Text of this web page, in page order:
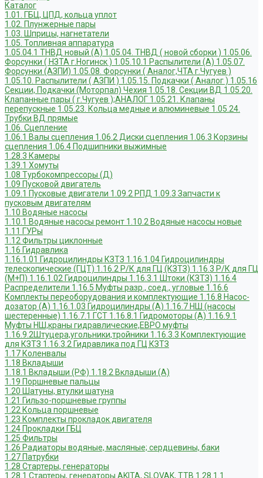
Каталог
1.01. ГБЦ, ЦПД, кольца уплот
1.02. Плунжерные пары
1.03. Шприцы, нагнетатели
1.05. Топливная аппаратура
1.05.04.1 ТНВД новый (А) 1.05.04. ТНВД ( новой сборки ) 1.05.06.
Форсунки ( НЗТА г.Ногинск ) 1.05.10.1 Распылители (А) 1.05.07.
Форсунки (АЗПИ) 1.05.08. Форсунки ( Аналог,ЧТА г.Чугуев )
1.05.10. Распылители ( АЗПИ ) 1.05.15. Подкачки ( Аналог ) 1.05.16
Секции, Подкачки (Моторпал) Чехия 1.05.18. Секции ВД 1.05.20.
Клапанные пары ( г.Чугуев );АНАЛОГ 1.05.21. Клапаны
перепускные 1.05.23. Кольца медные и алюминевые 1.05.24.
Трубки ВД прямые
1.06. Сцепление
1.06.1 Валы сцепления 1.06.2 Диски сцепления 1.06.3 Корзины
сцепления 1.06.4 Подшипники выжимные
1.28.3 Камеры
1.39.1 Хомуты
1.08 Турбокомпрессоры (Д)
1.09 Пусковой двигатель
1.09.1 Пусковые двигатели 1.09.2 РПД 1.09.3 Запчасти к
пусковым двигателям
1.10 Водяные насосы
1.10.1 Водяные насосы ремонт 1.10.2 Водяные насосы новые
1.11 ГУРы
1.12 Фильтры циклонные
1.16 Гидравлика
1.16.1.01 Гидроцилиндры КЗТЗ 1.16.1.04 Гидроцилиндры
телескопические (ГЦТ) 1.16.2 Р/К для ГЦ (КЗТЗ) 1.16.3 Р/К для ГЦ
(М+П) 1.16.1.02 Гидроцилиндры 1.16.3.1 Штоки (КЗТЗ) 1.16.4
Распределители 1.16.5 Муфты разр., соед., угловые 1.16.6
Комплекты переоборудования и комплектующие 1.16.8 Насос-
дозатор (А) 1.16.1.03 Гидроцилиндры (А) 1.16.7 НШ (насосы
шестеренные) 1.16.7.1 ГСТ 1.16.8.1 Гидромоторы (А) 1.16.9.1
Муфты НШ,краны гидравлические,ЕВРО муфты
1.16.9.2Штуцера,угольники,тройники 1.16.3.3 Комплектующие
для КЗТЗ 1.16.3.2 Гидравлика под ГЦ КЗТЗ
1.17 Коленвалы
1.18 Вкладыши
1.18.1 Вкладыши (РФ) 1.18.2 Вкладыши (А)
1.19 Поршневые пальцы
1.20 Шатуны, втулки шатуна
1.21 Гильзо-поршневые группы
1.22 Кольца поршневые
1.23 Комплекты прокладок двигателя
1.24 Прокладки ГБЦ
1.25 Фильтры
1.26 Радиаторы водяные, масляные; сердцевины, баки
1.27 Патрубки
1.28 Стартеры, генераторы
1.28.1 Стартеры, генераторы AKITA, SLOVAK, ТТВ 1.28.1.1